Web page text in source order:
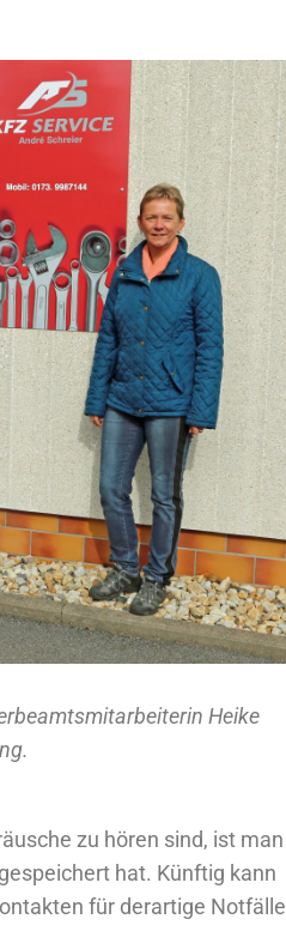
Heike
zu hören sind, ist man
hat. Künftig kann
für derartige Notfälle